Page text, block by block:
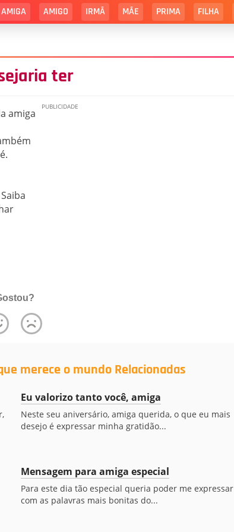
AMIGA AMIGO IRMÃ MÃE PRIMA FILHA
ter
amiga
merece o mundo Relacionadas
Eu valorizo tanto você, amiga
Neste seu aniversário, amiga querida, o que eu mais
desejo é expressar minha gratidão...
Mensagem para amiga especial
Para este dia tão especial queria poder me expressar
com as palavras mais bonitas do...